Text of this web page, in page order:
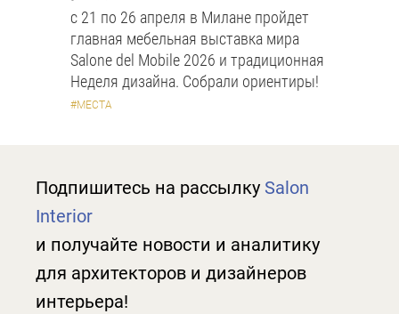
с 21 по 26 апреля в Милане пройдет
главная мебельная выставка мира
Salone del Mobile 2026 и традиционная
Неделя дизайна. Собрали ориентиры!
#МЕСТА
Подпишитесь на рассылку Salon
Interior
и получайте новости и аналитику
для архитекторов и дизайнеров
интерьера!